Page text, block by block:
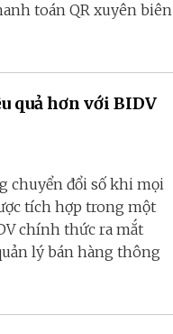
toán QR xuyên biên
quả hơn với BIDV
chuyển đổi số khi mọi
tích hợp trong một
chính thức ra mắt
lý bán hàng thông